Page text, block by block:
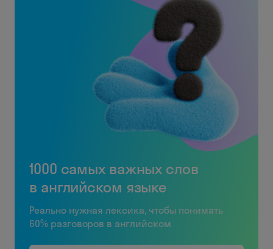
1000 самых важных слов
в английском языке
Реально нужная лексика, чтобы понимать
60% разговоров в английском